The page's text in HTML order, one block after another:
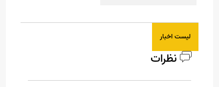
لیست اخبار
نظرات